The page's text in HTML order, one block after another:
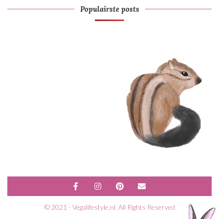
Populairste posts
© 2021 - Vegalifestyle.nl. All Rights Reserved